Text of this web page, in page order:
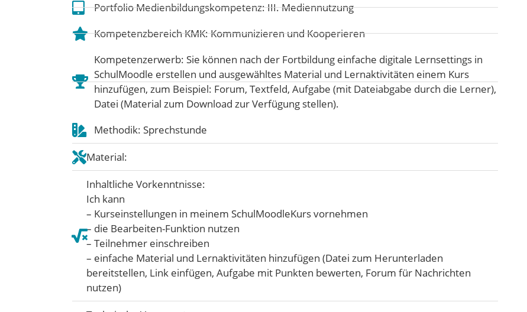
Portfolio Medienbildungskompetenz:III. Mediennutzung
Kompetenzbereich KMK:Kommunizieren und Kooperieren
Kompetenzerwerb: Sie können nach der Fortbildung einfache digitale Lernsettings in
SchulMoodle erstellen und ausgewähltes Material und Lernaktivitäten einem Kurs
hinzufügen, zum Beispiel: Forum, Textfeld, Aufgabe (mit Dateiabgabe durch die Lerner),
Datei (Material zum Download zur Verfügung stellen).
Methodik: Sprechstunde
Material:
Inhaltliche Vorkenntnisse:
Ich kann
– Kurseinstellungen in meinem SchulMoodleKurs vornehmen
– die Bearbeiten-Funktion nutzen
– Teilnehmer einschreiben
– einfache Material und Lernaktivitäten hinzufügen (Datei zum Herunterladen
bereitstellen, Link einfügen, Aufgabe mit Punkten bewerten, Forum für Nachrichten
nutzen)